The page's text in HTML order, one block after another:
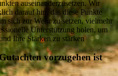
auseinanderzusetzen. Wir
darauf hin, das diese Punkte
sich zur Wehr zu setzen, vielmehr
Unterstützung holen, um
Ihre Stärken zu stärken
vorzugehen ist